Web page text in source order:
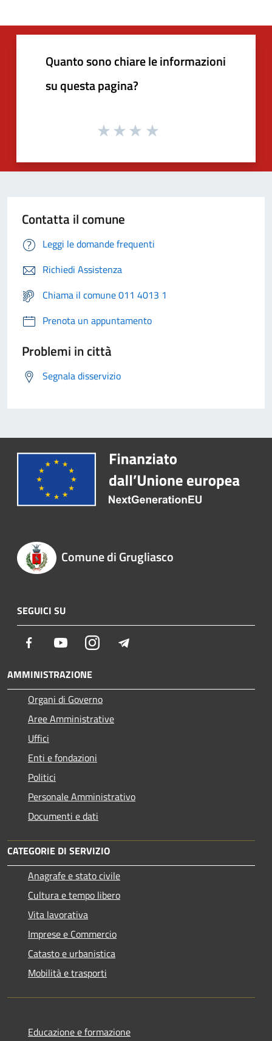
Quanto sono chiare le informazioni
su questa pagina?
Contatta il comune
Leggi le domande frequenti
Richiedi Assistenza
Chiama il comune 011 4013 1
Prenota un appuntamento
Problemi in città
Segnala disservizio
Comune di Grugliasco
SEGUICI SU
Facebook YoutubeInstagram
AMMINISTRAZIONE
Organi di Governo
Aree Amministrative
Uffici
Enti e fondazioni
Politici
Personale Amministrativo
Documenti e dati
CATEGORIE DI SERVIZIO
Anagrafe e stato civile
Cultura e tempo libero
Vita lavorativa
Imprese e Commercio
Catasto e urbanistica
Mobilità e trasporti
Educazione e formazione